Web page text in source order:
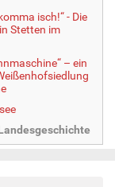
isch!“ - Die
Stetten im
– ein